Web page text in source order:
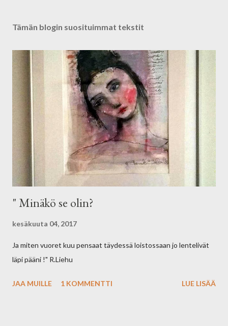
Tämän blogin suosituimmat tekstit
" Minäkö se olin?
kesäkuuta 04, 2017
Ja miten vuoret kuu pensaat täydessä loistossaan jo lentelivät
läpi pääni !" R.Liehu
JAA MUILLE 1 KOMMENTTI LUE LISÄÄ